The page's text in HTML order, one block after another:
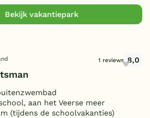
Bekijk vakantiepark
1 reviews 8,0
aan het Veerse meer
(tijdens de schoolvakanties)